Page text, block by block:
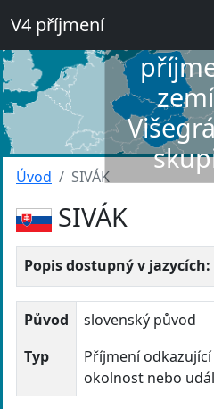
V4 příjmení
Úvod SIVÁK
SIVÁK
Popis dostupný v jazycích:
Původ
slovenský původ
Typ
Příjmení
okolnost nebo